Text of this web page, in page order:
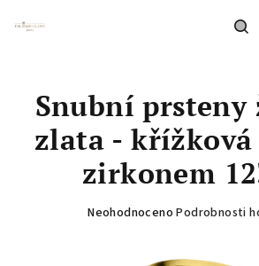
Snubní prsteny
zlata -
zirkonem
Průměrné
Neohodnoceno Podrobnosti